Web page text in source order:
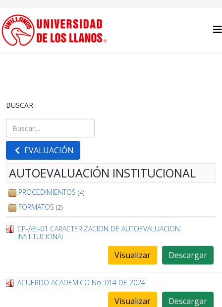
BUSCAR
Buscar
Type 2 or more characters for results.
EVALUACIÓN
AUTOEVALUACIÓN INSTITUCIONAL
PROCEDIMIENTOS (4)
FORMATOS (2)
CP-AEI-01 CARACTERIZACION DE AUTOEVALUACION
INSTITUCIONAL
Descargar
Visualizar
ACUERDO ACADEMICO No. 014 DE 2024
Descargar
Visualizar